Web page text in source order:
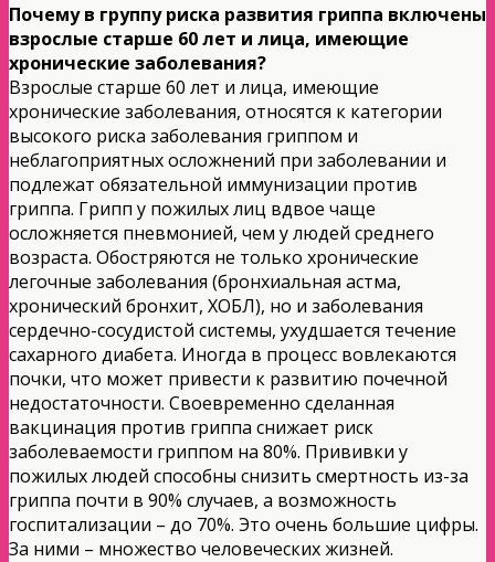
Почему в группу риска развития гриппа включены
взрослые старше 60 лет и лица, имеющие
хронические заболевания?
Взрослые старше 60 лет и лица, имеющие
хронические заболевания, относятся к категории
высокого риска заболевания гриппом и
неблагоприятных осложнений при заболевании и
подлежат обязательной иммунизации против
гриппа. Грипп у пожилых лиц вдвое чаще
осложняется пневмонией, чем у людей среднего
возраста. Обостряются не только хронические
легочные заболевания (бронхиальная астма,
хронический бронхит, ХОБЛ), но и заболевания
сердечно-сосудистой системы, ухудшается течение
сахарного диабета. Иногда в процесс вовлекаются
почки, что может привести к развитию почечной
недостаточности. Своевременно сделанная
вакцинация против гриппа снижает риск
заболеваемости гриппом на 80%. Прививки у
пожилых людей способны снизить смертность из-за
гриппа почти в 90% случаев, а возможность
госпитализации – до 70%. Это очень большие цифры.
За ними – множество человеческих жизней.